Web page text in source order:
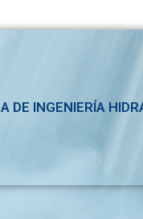
DE INGENIERÍA